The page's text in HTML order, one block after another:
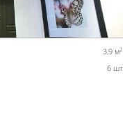
3,9 м2
6 шт